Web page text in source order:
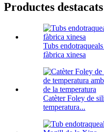
Productes destacats
Tubs
fàbrica xinesa
Catèter Foley de
temperatura...